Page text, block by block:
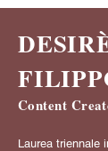
Content
Laurea triennale